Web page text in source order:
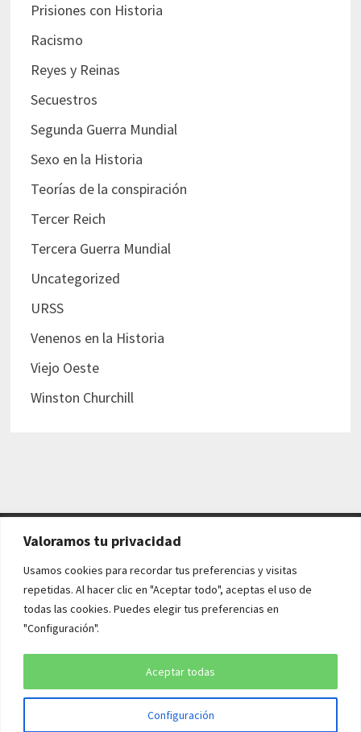
Valoramos tu privacidad
Usamos cookies para recordar tus preferencias y visitas
repetidas. Al hacer clic en "Aceptar todo", aceptas el uso de
todas las cookies. Puedes elegir tus preferencias en
"Configuración".
Configuración
Aceptar todas
Prisiones con Historia
Racismo
Reyes y Reinas
Secuestros
Segunda Guerra Mundial
Sexo en la Historia
Teorías de la conspiración
Tercer Reich
Tercera Guerra Mundial
Uncategorized
URSS
Venenos en la Historia
Viejo Oeste
Winston Churchill
AVISO LEGAL Y POLÍTICAS
Aviso legal
Política de cookies